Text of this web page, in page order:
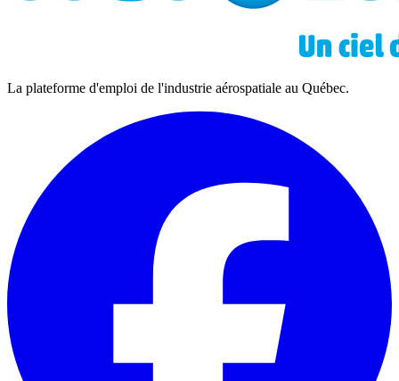
La plateforme d'emploi de l'industrie aérospatiale au Québec.